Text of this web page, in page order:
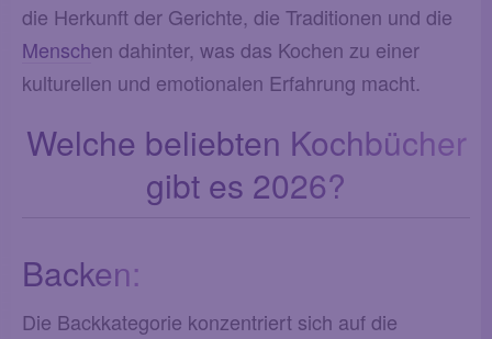
die Herkunft der Gerichte, die Traditionen und die
Menschen dahinter, was das Kochen zu einer
kulturellen und emotionalen Erfahrung macht.
Welche beliebten Kochbücher
gibt es 2026?
Backen:
Die Backkategorie konzentriert sich auf die